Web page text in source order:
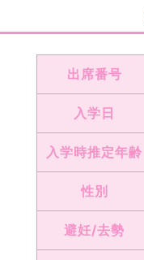
出席番号
入学日
入学時推定年齢
性別
避妊/去勢